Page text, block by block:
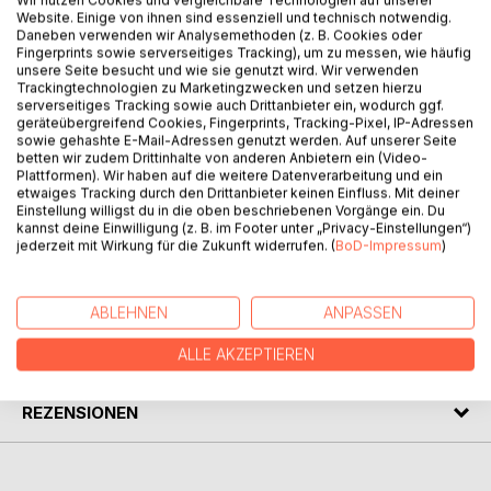
BESCHREIBUNG
Ein Moment, in dem das Schicksal ein komplettes Leben
auf den Kopf stellt. Stella, die behütet aufwuchs, verliert
von einem Moment auf den anderen alles, was ihr Leben
ausmachte. Sie beweist Stärke, Weisheit und Mut bei dem
Weg, den sie gehen muss, um eine neue Perspektive zu
finden. Menschen, die Wege mit uns gehen, können uns
unbewusst näher sein, als wir vermuten...
AUTOR/IN
REZENSIONEN
Website. Einige von ihnen sind essenziell und technisch notwendig.
Daneben verwenden wir Analysemethoden (z. B. Cookies oder
Fingerprints sowie serverseitiges Tracking), um zu messen, wie häufig
unsere Seite besucht und wie sie genutzt wird. Wir verwenden
Trackingtechnologien zu Marketingzwecken und setzen hierzu
serverseitiges Tracking sowie auch Drittanbieter ein, wodurch ggf.
geräteübergreifend Cookies, Fingerprints, Tracking-Pixel, IP-Adressen
sowie gehashte E-Mail-Adressen genutzt werden. Auf unserer Seite
betten wir zudem Drittinhalte von anderen Anbietern ein (Video-
Plattformen). Wir haben auf die weitere Datenverarbeitung und ein
etwaiges Tracking durch den Drittanbieter keinen Einfluss. Mit deiner
Einstellung willigst du in die oben beschriebenen Vorgänge ein. Du
kannst deine Einwilligung (z. B. im Footer unter „Privacy-Einstellungen“)
jederzeit mit Wirkung für die Zukunft widerrufen. (BoD-Impressum)
ABLEHNEN ANPASSEN
ALLE AKZEPTIEREN